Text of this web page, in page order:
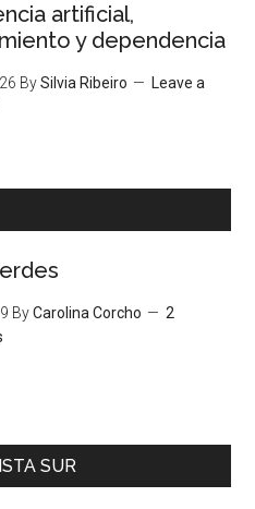
artificial,
y dependencia
BySilvia Ribeiro
Leave a
ByCarolina Corcho
2
SUR